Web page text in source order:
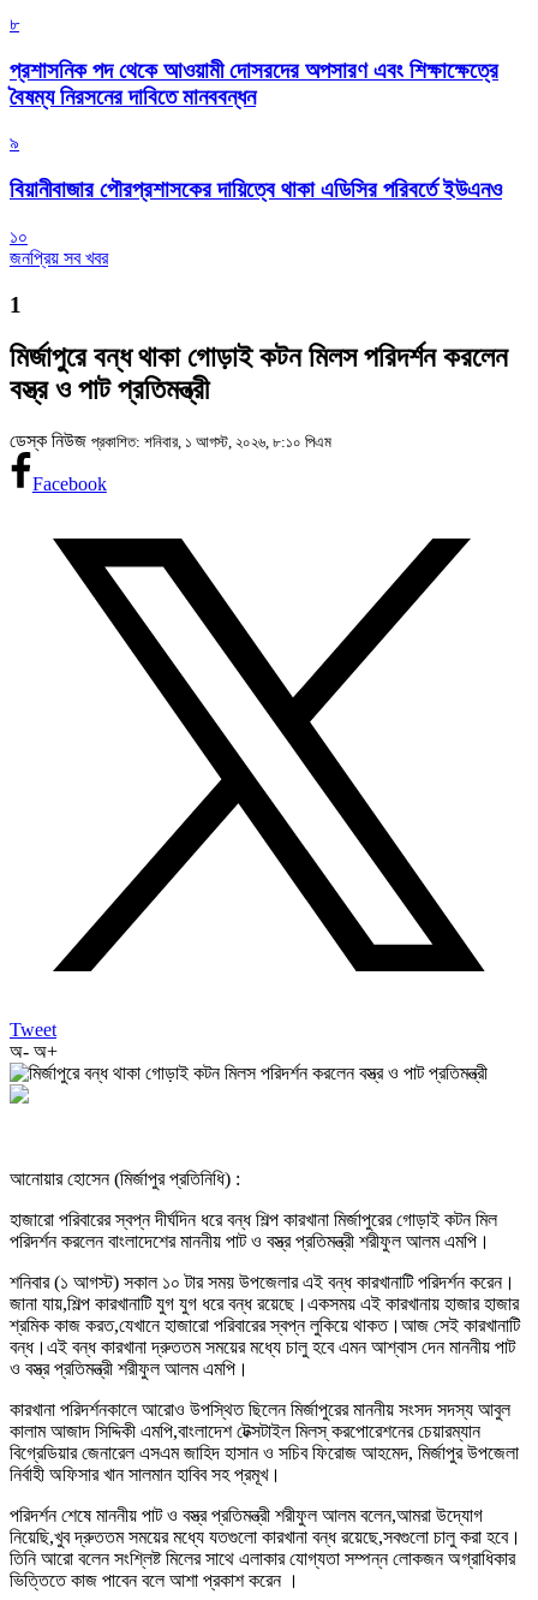
৮
প্রশাসনিক পদ থেকে আওয়ামী দোসরদের অপসারণ এবং শিক্ষাক্ষেত্রে
বৈষম্য নিরসনের দাবিতে মানববন্ধন
৯
বিয়ানীবাজার পৌরপ্রশাসকের দায়িত্বে থাকা এডিসির পরিবর্তে ইউএনও
১০
জনপ্রিয় সব খবর
1
মির্জাপুরে বন্ধ থাকা গোড়াই কটন মিলস পরিদর্শন করলেন
বস্ত্র ও পাট প্রতিমন্ত্রী
ডেস্ক নিউজ প্রকাশিত: শনিবার, ১ আগস্ট, ২০২৬, ৮:১০ পিএম
Facebook
Tweet
অ- অ+
আনোয়ার হোসেন (মির্জাপুর প্রতিনিধি) :
হাজারো পরিবারের স্বপ্ন দীর্ঘদিন ধরে বন্ধ শিল্প কারখানা মির্জাপুরের গোড়াই কটন মিল
পরিদর্শন করলেন বাংলাদেশের মাননীয় পাট ও বস্ত্র প্রতিমন্ত্রী শরীফুল আলম এমপি।
শনিবার (১ আগস্ট) সকাল ১০ টার সময় উপজেলার এই বন্ধ কারখানাটি পরিদর্শন করেন।
জানা যায়,শিল্প কারখানাটি যুগ যুগ ধরে বন্ধ রয়েছে।একসময় এই কারখানায় হাজার হাজার
শ্রমিক কাজ করত,যেখানে হাজারো পরিবারের স্বপ্ন লুকিয়ে থাকত।আজ সেই কারখানাটি
বন্ধ।এই বন্ধ কারখানা দ্রুততম সময়ের মধ্যে চালু হবে এমন আশ্বাস দেন মাননীয় পাট
ও বস্ত্র প্রতিমন্ত্রী শরীফুল আলম এমপি।
কারখানা পরিদর্শনকালে আরোও উপস্থিত ছিলেন মির্জাপুরের মাননীয় সংসদ সদস্য আবুল
কালাম আজাদ সিদ্দিকী এমপি,বাংলাদেশ টেক্সটাইল মিলস্ করপোরেশনের চেয়ারম্যান
বিগ্রেডিয়ার জেনারেল এসএম জাহিদ হাসান ও সচিব ফিরোজ আহমেদ, মির্জাপুর উপজেলা
নির্বাহী অফিসার খান সালমান হাবিব সহ প্রমূখ।
পরিদর্শন শেষে মাননীয় পাট ও বস্ত্র প্রতিমন্ত্রী শরীফুল আলম বলেন,আমরা উদ্যোগ
নিয়েছি,খুব দ্রুততম সময়ের মধ্যে যতগুলো কারখানা বন্ধ রয়েছে,সবগুলো চালু করা হবে।
তিনি আরো বলেন সংশ্লিষ্ট মিলের সাথে এলাকার যোগ্যতা সম্পন্ন লোকজন অগ্রাধিকার
ভিত্তিতে কাজ পাবেন বলে আশা প্রকাশ করেন ।